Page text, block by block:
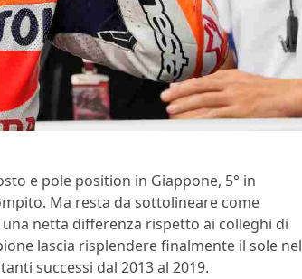
e pole position in Giappone, 5° in
Ma resta da sottolineare come
netta differenza rispetto ai colleghi di
lascia risplendere finalmente il sole nel
successi dal 2013 al 2019.